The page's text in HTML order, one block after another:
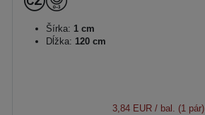
Šírka: 1 cm
Dĺžka: 120 cm
3,84 EUR / bal. (1 pár)